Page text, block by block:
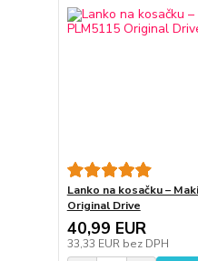
Lanko na kosačku –
Original Drive
40,99 EUR
33,33 EUR bez DPH